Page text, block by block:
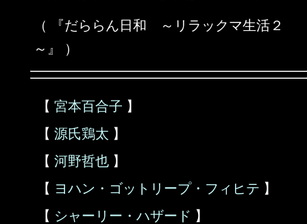
（ 『だららん日和 ～リラックマ生活２
～』 ）
【 宮本百合子 】
【 源氏鶏太 】
【 河野哲也 】
【 ヨハン・ゴットリープ・フィヒテ 】
【 シャーリー・ハザード 】